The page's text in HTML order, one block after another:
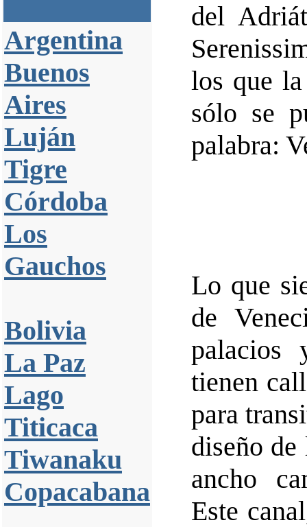
Argentina
Buenos
Aires
Luján
Tigre
Córdoba
Los
Gauchos
Bolivia
La Paz
Lago
Titicaca
Tiwanaku
Copacabana
del
los que
sólo se
palabra:
Lo que
de
palacios
tienen
para
diseño
ancho
Este